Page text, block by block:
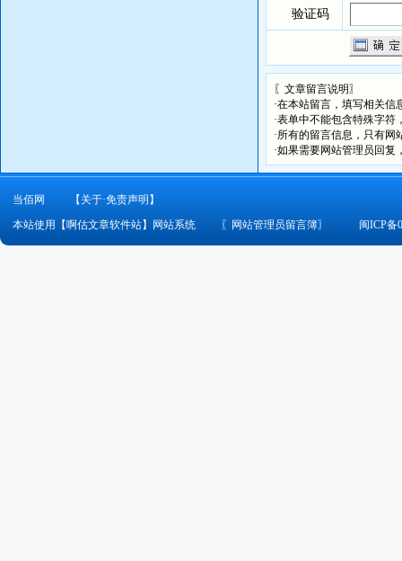
验证码
〖文章留言说明〗
·在本站留言，填写相关
·表单中不能包含特殊字符
·所有的留言信息，只有
·如果需要网站管理员回
当佰网
【关于·免责声明】
本站使用【啊估文章软件站】网站系统
〖 网站管理员留言簿〗 闽ICP备